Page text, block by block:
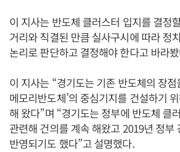
이 지사는 반도체 클러스터 입지를 결정
거리와 직결된 만큼 실사구시에 따라 정
논리로 판단하고 결정해야 한다고 바라
이 지사는 “경기도는 기존 반도체의 장점
메모리반도체’의 중심기지를 건설하기
해 왔다”며 “경기도는 정부에 반도체 클
관련해 건의를 계속 해왔고 2019년 정부
반영되기도 했다”고 설명했다.